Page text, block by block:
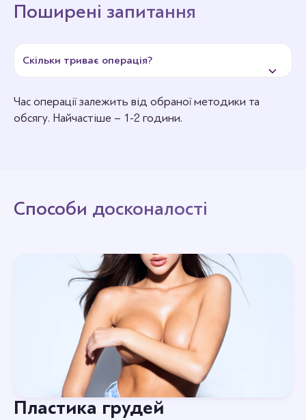
Поширені запитання
Скільки триває операція?
Час операції залежить від обраної методики та
обсягу. Найчастіше – 1-2 години.
Способи досконалості
Пластика грудей